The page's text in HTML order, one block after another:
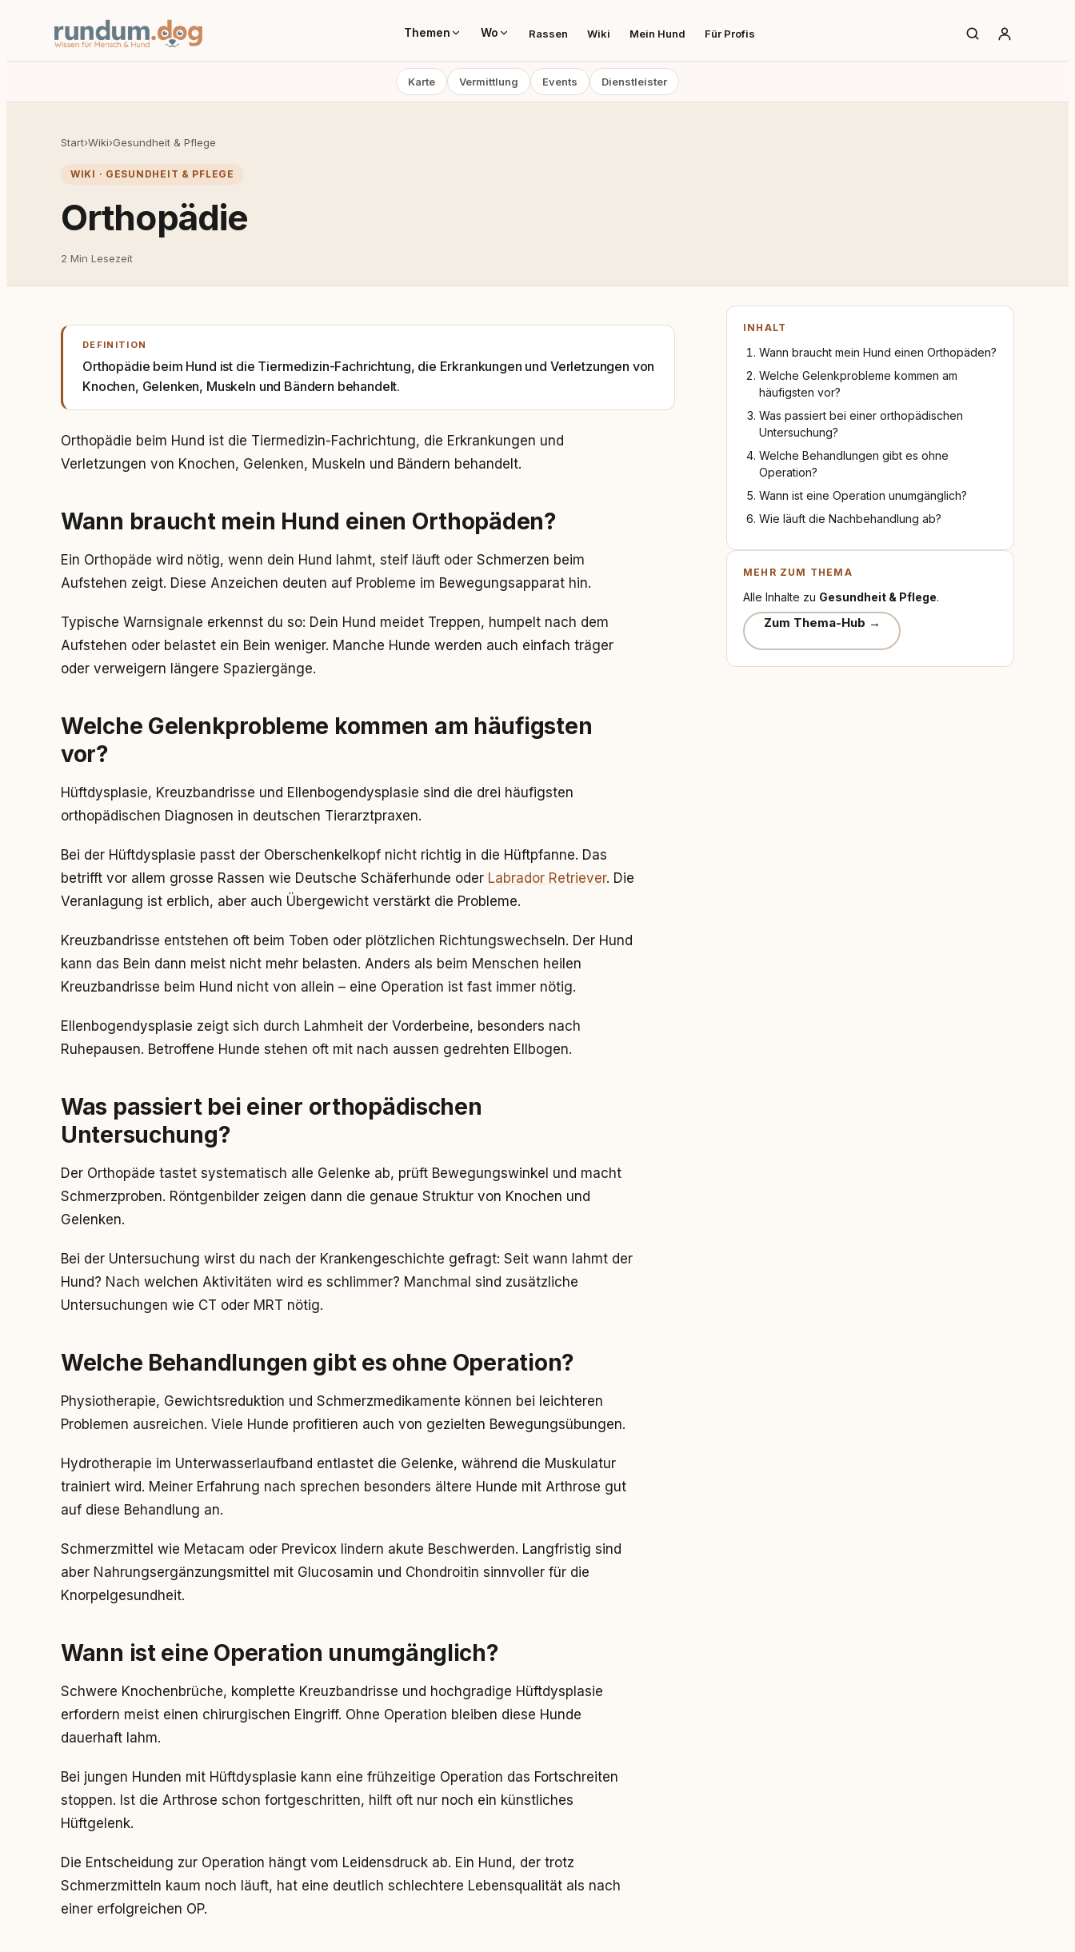
Themen Wo Rassen Wiki Mein Hund Für Profis
Karte Vermittlung Events Dienstleister
Start›Wiki›Gesundheit & Pflege
WIKI · GESUNDHEIT & PFLEGE
Orthopädie
2 Min Lesezeit
DEFINITION
Orthopädie beim Hund ist die Tiermedizin-Fachrichtung, die Erkrankungen und Verletzungen von
Knochen, Gelenken, Muskeln und Bändern behandelt.
Orthopädie beim Hund ist die Tiermedizin-Fachrichtung, die Erkrankungen und
Verletzungen von Knochen, Gelenken, Muskeln und Bändern behandelt.
Wann braucht mein Hund einen Orthopäden?
Ein Orthopäde wird nötig, wenn dein Hund lahmt, steif läuft oder Schmerzen beim
Aufstehen zeigt. Diese Anzeichen deuten auf Probleme im Bewegungsapparat hin.
Typische Warnsignale erkennst du so: Dein Hund meidet Treppen, humpelt nach dem
Aufstehen oder belastet ein Bein weniger. Manche Hunde werden auch einfach träger
oder verweigern längere Spaziergänge.
Welche Gelenkprobleme kommen am häufigsten
vor?
Hüftdysplasie, Kreuzbandrisse und Ellenbogendysplasie sind die drei häufigsten
orthopädischen Diagnosen in deutschen Tierarztpraxen.
Bei der Hüftdysplasie passt der Oberschenkelkopf nicht richtig in die Hüftpfanne. Das
betrifft vor allem grosse Rassen wie Deutsche Schäferhunde oder Labrador Retriever. Die
Veranlagung ist erblich, aber auch Übergewicht verstärkt die Probleme.
Kreuzbandrisse entstehen oft beim Toben oder plötzlichen Richtungswechseln. Der Hund
kann das Bein dann meist nicht mehr belasten. Anders als beim Menschen heilen
Kreuzbandrisse beim Hund nicht von allein – eine Operation ist fast immer nötig.
Ellenbogendysplasie zeigt sich durch Lahmheit der Vorderbeine, besonders nach
Ruhepausen. Betroffene Hunde stehen oft mit nach aussen gedrehten Ellbogen.
Was passiert bei einer orthopädischen
Untersuchung?
Der Orthopäde tastet systematisch alle Gelenke ab, prüft Bewegungswinkel und macht
Schmerzproben. Röntgenbilder zeigen dann die genaue Struktur von Knochen und
Gelenken.
Bei der Untersuchung wirst du nach der Krankengeschichte gefragt: Seit wann lahmt der
Hund? Nach welchen Aktivitäten wird es schlimmer? Manchmal sind zusätzliche
Untersuchungen wie CT oder MRT nötig.
Welche Behandlungen gibt es ohne Operation?
Physiotherapie, Gewichtsreduktion und Schmerzmedikamente können bei leichteren
Problemen ausreichen. Viele Hunde profitieren auch von gezielten Bewegungsübungen.
Hydrotherapie im Unterwasserlaufband entlastet die Gelenke, während die Muskulatur
trainiert wird. Meiner Erfahrung nach sprechen besonders ältere Hunde mit Arthrose gut
auf diese Behandlung an.
Schmerzmittel wie Metacam oder Previcox lindern akute Beschwerden. Langfristig sind
aber Nahrungsergänzungsmittel mit Glucosamin und Chondroitin sinnvoller für die
Knorpelgesundheit.
Wann ist eine Operation unumgänglich?
Schwere Knochenbrüche, komplette Kreuzbandrisse und hochgradige Hüftdysplasie
erfordern meist einen chirurgischen Eingriff. Ohne Operation bleiben diese Hunde
dauerhaft lahm.
Bei jungen Hunden mit Hüftdysplasie kann eine frühzeitige Operation das Fortschreiten
stoppen. Ist die Arthrose schon fortgeschritten, hilft oft nur noch ein künstliches
Hüftgelenk.
Die Entscheidung zur Operation hängt vom Leidensdruck ab. Ein Hund, der trotz
Schmerzmitteln kaum noch läuft, hat eine deutlich schlechtere Lebensqualität als nach
einer erfolgreichen OP.
INHALT
Wann braucht mein Hund einen Orthopäden?
Welche Gelenkprobleme kommen am
häufigsten vor?
Was passiert bei einer orthopädischen
Untersuchung?
Welche Behandlungen gibt es ohne
Operation?
Wann ist eine Operation unumgänglich?
Wie läuft die Nachbehandlung ab?
MEHR ZUM THEMA
Alle Inhalte zu Gesundheit & Pflege.
Zum Thema-Hub →